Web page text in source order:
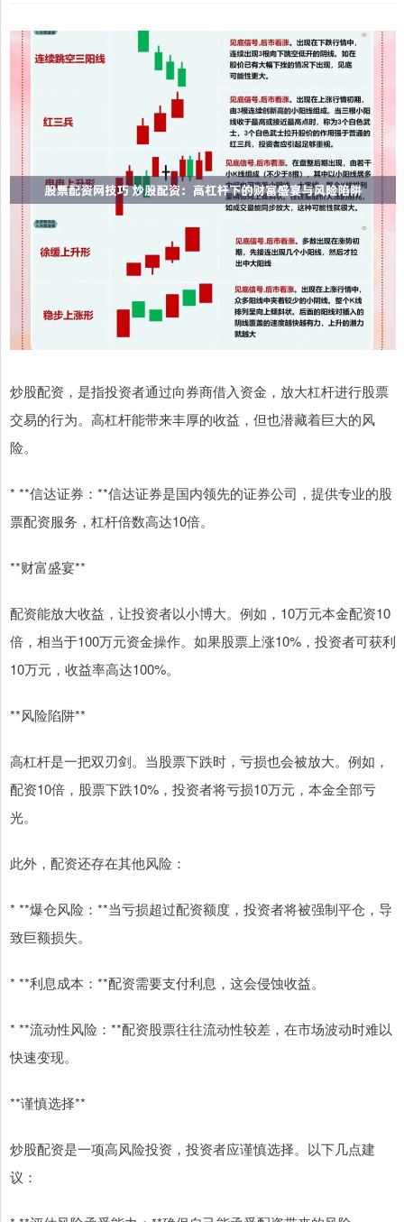
炒股配资，是指投资者通过向券商借入资金，放大杠杆进行股票
交易的行为。高杠杆能带来丰厚的收益，但也潜藏着巨大的风
险。
* **信达证券：**信达证券是国内领先的证券公司，提供专业的股
票配资服务，杠杆倍数高达10倍。
**财富盛宴**
配资能放大收益，让投资者以小博大。例如，10万元本金配资10
倍，相当于100万元资金操作。如果股票上涨10%，投资者可获利
10万元，收益率高达100%。
**风险陷阱**
高杠杆是一把双刃剑。当股票下跌时，亏损也会被放大。例如，
配资10倍，股票下跌10%，投资者将亏损10万元，本金全部亏
光。
此外，配资还存在其他风险：
* **爆仓风险：**当亏损超过配资额度，投资者将被强制平仓，导
致巨额损失。
* **利息成本：**配资需要支付利息，这会侵蚀收益。
* **流动性风险：**配资股票往往流动性较差，在市场波动时难以
快速变现。
**谨慎选择**
炒股配资是一项高风险投资，投资者应谨慎选择。以下几点建
议：